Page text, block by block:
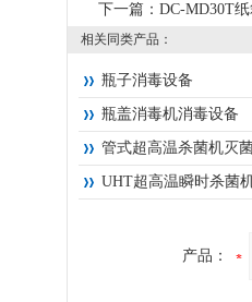
下一篇： DC-MD30T
相关同类产品：
瓶子消毒设备
瓶盖消毒机消毒设备
管式超高温杀菌机灭
UHT超高温瞬时杀菌
产品：